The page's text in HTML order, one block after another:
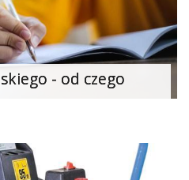
- od czego